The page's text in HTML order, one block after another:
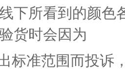
下所看到的颜色
货时会因为
标准范围而投诉